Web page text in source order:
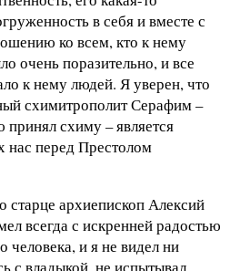
в себя и вместе с
ко всем, кто к нему
очень поразительно, и все
к нему людей. Я уверен, что
схимитрополит Серафим –
схиму – является
нас перед Престолом
старце архиепископ Алексий
всегда с искренней радостью
человека, и я не видел ни